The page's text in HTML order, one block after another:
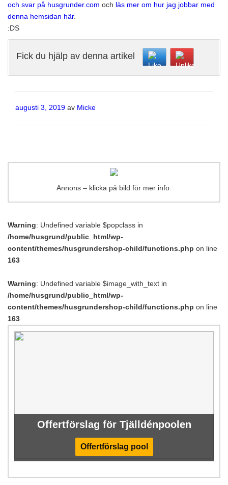
och svar på husgrunder.com och läs mer om hur jag jobbar med
denna hemsidan här.
:DS
Fick du hjälp av denna artikel
Publicerat
augusti 3, 2019 av Micke
Annons – klicka på bild för mer info.
Warning: Undefined variable $popclass in
/home/husgrund/public_html/wp-
content/themes/husgrundershop-child/functions.php on line
163
Warning: Undefined variable $image_with_text in
/home/husgrund/public_html/wp-
content/themes/husgrundershop-child/functions.php on line
163
Offertförslag för Tjälldénpoolen
Offertförslag pool